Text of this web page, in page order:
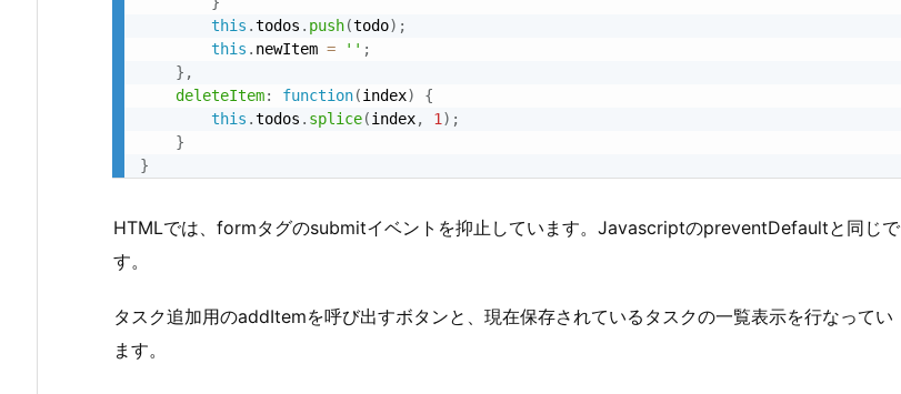
this .todos . push(todo) ;
this . newItem = '' ;
} ,
deleteItem: function(index)
{
this .todos . splice(index, 1 ) ;
}
}
HTMLでは、formタグのsubmitイベントを抑止しています。JavascriptのpreventDefaultと同じで
す。
タスク追加用のaddItemを呼び出すボタンと、現在保存されているタスクの一覧表示を行なってい
ます。